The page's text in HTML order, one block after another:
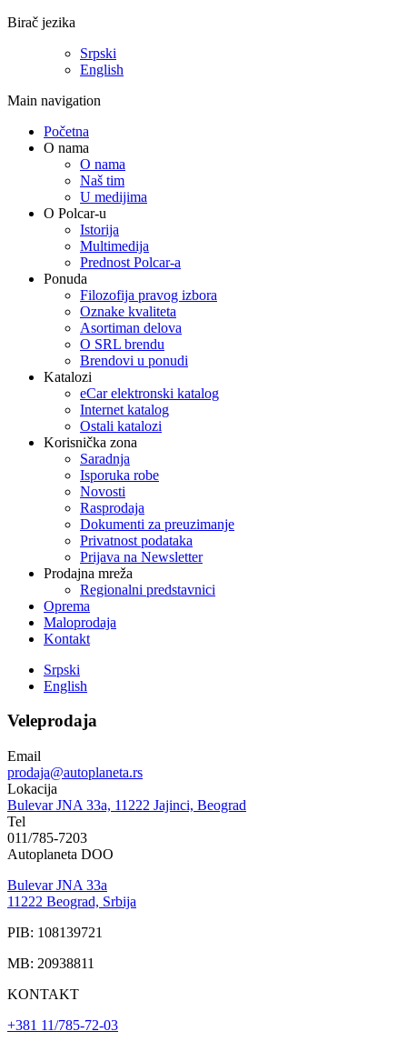
Birač jezika
Srpski
English
Main navigation
Početna
O nama
O nama
Naš tim
U medijima
O Polcar-u
Istorija
Multimedija
Prednost Polcar-a
Ponuda
Filozofija pravog izbora
Oznake kvaliteta
Asortiman delova
O SRL brendu
Brendovi u ponudi
Katalozi
eCar elektronski katalog
Internet katalog
Ostali katalozi
Korisnička zona
Saradnja
Isporuka robe
Novosti
Rasprodaja
Dokumenti za preuzimanje
Privatnost podataka
Prijava na Newsletter
Prodajna mreža
Regionalni predstavnici
Oprema
Maloprodaja
Kontakt
Srpski
English
Veleprodaja
Email
prodaja@autoplaneta.rs
Lokacija
Bulevar JNA 33a, 11222 Jajinci, Beograd
Tel
011/785-7203
Autoplaneta DOO
Bulevar JNA 33a
11222 Beograd, Srbija
PIB: 108139721
MB: 20938811
KONTAKT
+381 11/785-72-03